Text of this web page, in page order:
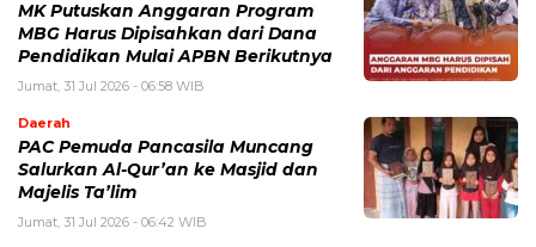
MK Putuskan Anggaran Program
MBG Harus Dipisahkan dari Dana
Pendidikan Mulai APBN Berikutnya
Jumat, 31 Jul 2026 - 06:58 WIB
Daerah
PAC Pemuda Pancasila Muncang
Salurkan Al-Qur’an ke Masjid dan
Majelis Ta’lim
Jumat, 31 Jul 2026 - 06:42 WIB